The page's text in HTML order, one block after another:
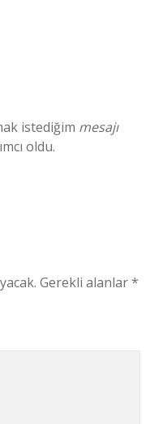
istediğim mesajı
oldu.
Gerekli alanlar*